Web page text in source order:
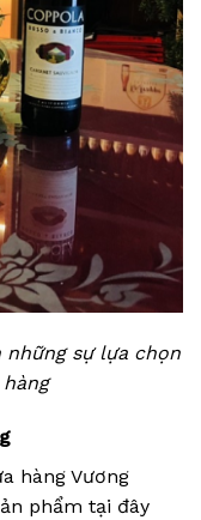
những sự lựa chọn
hàng Vương
phẩm tại đây